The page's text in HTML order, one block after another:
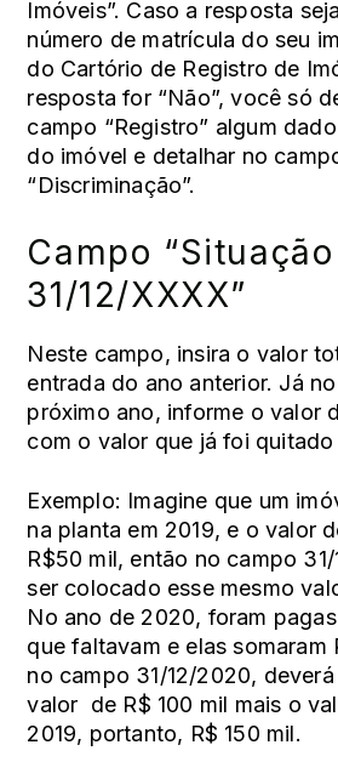
Imóveis”. Caso a resposta
número de matrícula do seu
do Cartório de Registro de
resposta for “Não”, você só
campo “Registro” algum
do imóvel e detalhar no
“Discriminação”.
Campo
31/12/XXXX”
Neste campo, insira o valor
entrada do ano anterior. Já
próximo ano, informe o valor
com o valor que já foi
Exemplo: Imagine que um
na planta em 2019, e o valor
R$50 mil, então no campo
ser colocado esse mesmo
No ano de 2020, foram
que faltavam e elas somaram
no campo 31/12/2020,
valor de R$ 100 mil mais o
2019, portanto, R$ 150 mil.